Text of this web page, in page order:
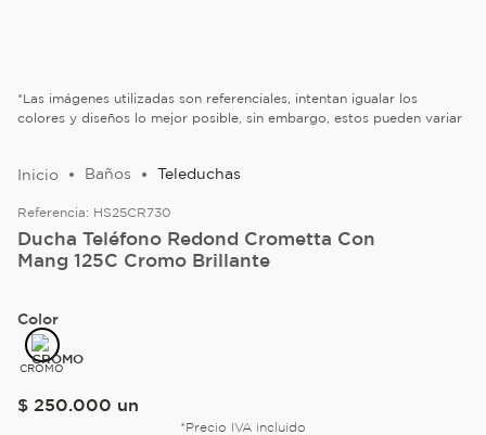
*Las imágenes utilizadas son referenciales, intentan igualar los
colores y diseños lo mejor posible, sin embargo, estos pueden variar
Baños Teleduchas
Referencia: HS25CR730
Ducha Teléfono Redond Crometta Con
Mang 125C Cromo Brillante
Color
CROMO
$ 250.000 un
*Precio IVA incluido